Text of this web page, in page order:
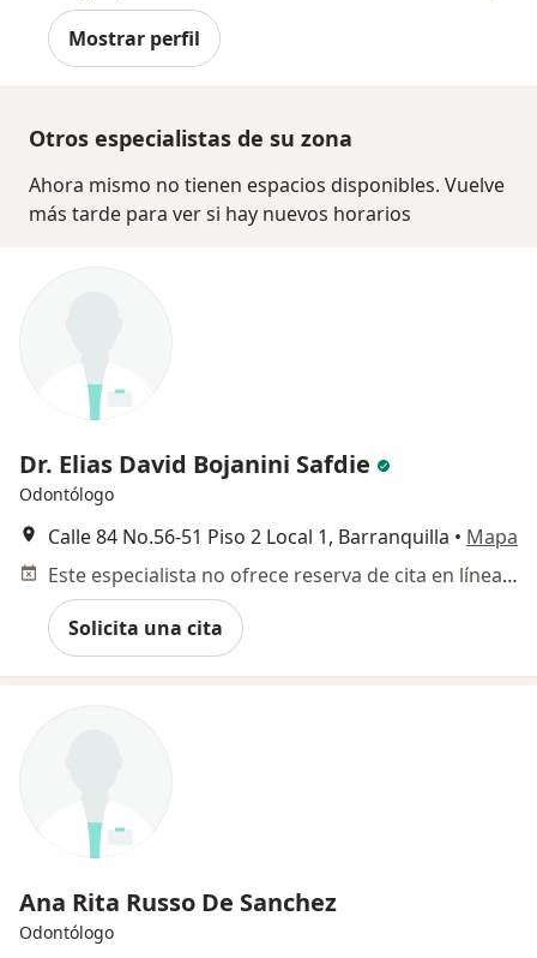
Mostrar perfil
Otros especialistas de su zona
Ahora mismo no tienen espacios disponibles. Vuelve
más tarde para ver si hay nuevos horarios
Dr. Elias David Bojanini Safdie
Odontólogo
Calle 84 No.56-51 Piso 2 Local 1, Barranquilla • Mapa
Este especialista no ofrece reserva de cita en línea en esta dirección.
Solicita una cita
Ana Rita Russo De Sanchez
Odontólogo